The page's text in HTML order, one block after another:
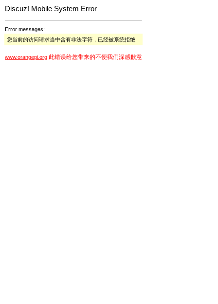
Discuz! Mobile System Error
Error messages:
您当前的访问请求当中含有非法字符，已经被系统拒绝
www.orangepi.org 此错误给您带来的不便我们深感歉意